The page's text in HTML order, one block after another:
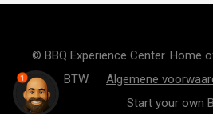
© BBQ Experience Center. Home
BTW. Algemene
Start your own
1